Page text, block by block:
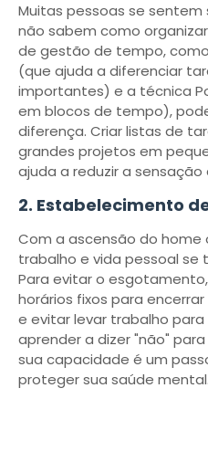
Muitas pessoas se
não sabem como
de gestão de tempo,
(que ajuda a diferenciar
importantes) e a técnica
em blocos de tempo),
diferença. Criar listas de
grandes projetos em
ajuda a reduzir a sensação
2. Estabelecimento
Com a ascensão do home
trabalho e vida pessoal se
Para evitar o
horários fixos para
e evitar levar trabalho para
aprender a dizer "não"
sua capacidade é um
proteger sua saúde mental.